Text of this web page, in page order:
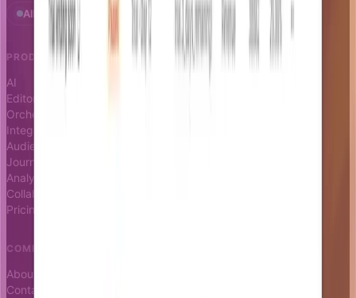
All systems operational · Status
PRODUCT
AI
Editor
Orchestrator
Integrations
Audience
Journeys
Analytics
Collaboration
Pricing
RESOURCES
COMPANY
About
Contact